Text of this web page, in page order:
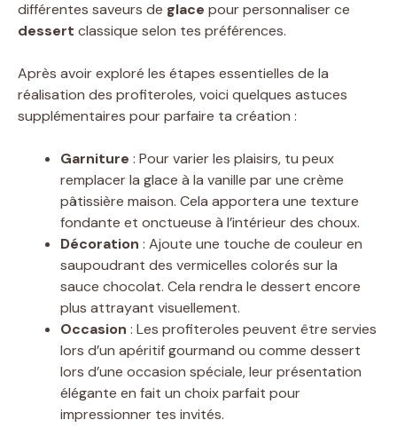
différentes saveurs de glace pour personnaliser ce
dessert classique selon tes préférences.
Après avoir exploré les étapes essentielles de la
réalisation des profiteroles, voici quelques astuces
supplémentaires pour parfaire ta création :
Garniture : Pour varier les plaisirs, tu peux
remplacer la glace à la vanille par une crème
pâtissière maison. Cela apportera une texture
fondante et onctueuse à l’intérieur des choux.
Décoration : Ajoute une touche de couleur en
saupoudrant des vermicelles colorés sur la
sauce chocolat. Cela rendra le dessert encore
plus attrayant visuellement.
Occasion : Les profiteroles peuvent être servies
lors d’un apéritif gourmand ou comme dessert
lors d’une occasion spéciale, leur présentation
élégante en fait un choix parfait pour
impressionner tes invités.